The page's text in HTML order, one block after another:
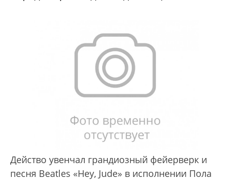
Действо увенчал грандиозный фейерверк и
песня Beatles «Hey, Jude» в исполнении Пола